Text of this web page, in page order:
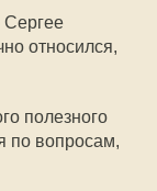
Сергее
относился,
полезного
по вопросам,